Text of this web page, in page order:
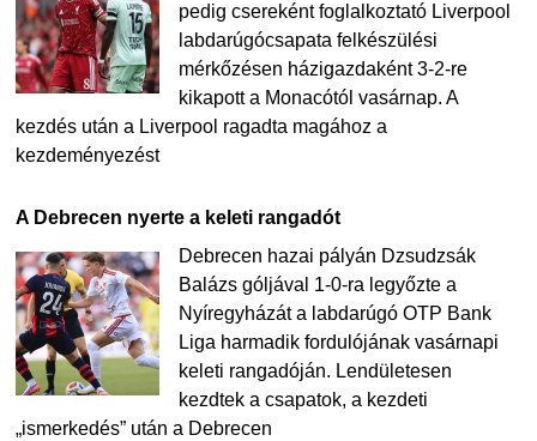
pedig csereként foglalkoztató Liverpool
labdarúgócsapata felkészülési
mérkőzésen házigazdaként 3-2-re
kikapott a Monacótól vasárnap. A
kezdés után a Liverpool ragadta magához a
kezdeményezést
A Debrecen nyerte a keleti rangadót
Debrecen hazai pályán Dzsudzsák
Balázs góljával 1-0-ra legyőzte a
Nyíregyházát a labdarúgó OTP Bank
Liga harmadik fordulójának vasárnapi
keleti rangadóján. Lendületesen
kezdtek a csapatok, a kezdeti
„ismerkedés” után a Debrecen